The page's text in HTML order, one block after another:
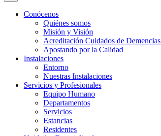
Conócenos
Quiénes somos
Misión y Visión
Acreditación Cuidados de
Apostando por la Calidad
Instalaciones
Entorno
Nuestras Instalaciones
Servicios y Profesionales
Equipo Humano
Departamentos
Servicios
Estancias
Residentes